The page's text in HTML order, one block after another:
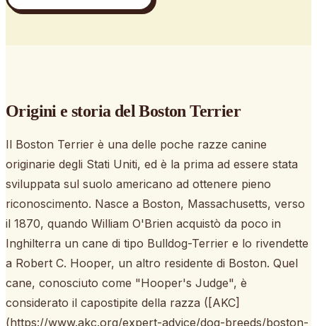
Origini e storia del Boston Terrier
Il Boston Terrier è una delle poche razze canine
originarie degli Stati Uniti, ed è la prima ad essere stata
sviluppata sul suolo americano ad ottenere pieno
riconoscimento. Nasce a Boston, Massachusetts, verso
il 1870, quando William O'Brien acquistò da poco in
Inghilterra un cane di tipo Bulldog-Terrier e lo rivendette
a Robert C. Hooper, un altro residente di Boston. Quel
cane, conosciuto come "Hooper's Judge", è
considerato il capostipite della razza ([AKC]
(https://www.akc.org/expert-advice/dog-breeds/boston-